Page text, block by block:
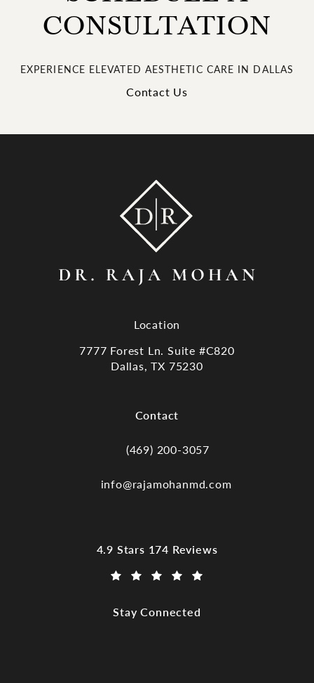
CONSULTATION
EXPERIENCE ELEVATED AESTHETIC CARE IN DALLAS
Contact Us
Location
7777 Forest Ln. Suite #C820
Dallas, TX 75230
Contact
Call Dr. Raja Mohan, Dallas TX on
(469) 200-3057
info@rajamohanmd.com
Dr. Raja Mohan, Dallas TX reviews:
4.9 Stars 174 Reviews
Stay Connected